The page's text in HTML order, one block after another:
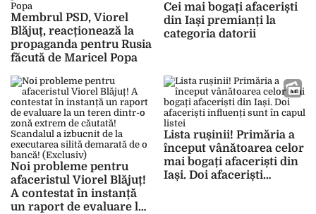
Membrul PSD, Viorel
Blăjuț, reacționează la
propaganda pentru Rusia
făcută de Maricel Popa
Cei mai bogați afaceriști
din Iași premianți la
categoria datorii
Noi probleme pentru
afaceristul Viorel Blăjuț!
A contestat în instanță
un raport de evaluare la
Lista rușinii! Primăria a
început vânătoarea celor
mai bogați afaceriști din
Iași. Doi afaceriști